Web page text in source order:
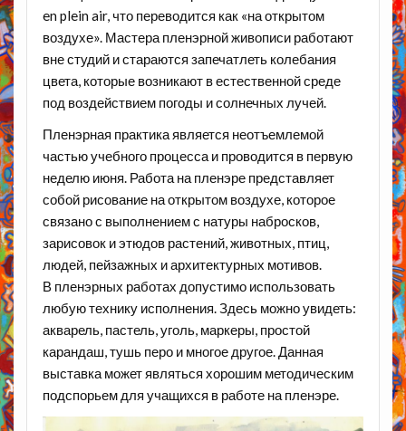
en plein air, что переводится как «на открытом
воздухе». Мастера пленэрной живописи работают
вне студий и стараются запечатлеть колебания
цвета, которые возникают в естественной среде
под воздействием погоды и солнечных лучей.
Пленэрная практика является неотъемлемой
частью учебного процесса и проводится в первую
неделю июня. Работа на пленэре представляет
собой рисование на открытом воздухе, которое
связано с выполнением с натуры набросков,
зарисовок и этюдов растений, животных, птиц,
людей, пейзажных и архитектурных мотивов.
В пленэрных работах допустимо использовать
любую технику исполнения. Здесь можно увидеть:
акварель, пастель, уголь, маркеры, простой
карандаш, тушь перо и многое другое. Данная
выставка может являться хорошим методическим
подспорьем для учащихся в работе на пленэре.